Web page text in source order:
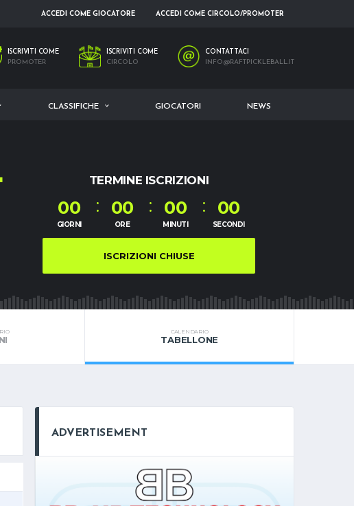
ACCEDI COME GIOCATORE ACCEDI COME CIRCOLO/PROMOTER
ISCRIVITI COME
PROMOTER
ISCRIVITI COME
CIRCOLO
CONTATTACI
INFO@RAFTPICKLEBALL.IT
CLASSIFICHE GIOCATORI NEWS
TERMINE ISCRIZIONI
00
GIORNI
00
ORE
00
MINUTI
00
SECONDI
ISCRIZIONI CHIUSE
CALENDARIO
TABELLONE
ADVERTISEMENT